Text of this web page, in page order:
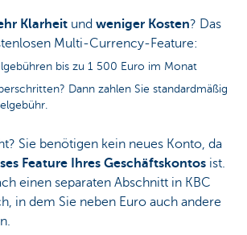
Klarheit und weniger Kosten? Das
Multi-Currency-Feature:
bis zu 1 500 Euro im Monat
Dann zahlen Sie standardmäßig
Sie benötigen kein neues Konto, da
Feature Ihres Geschäftskontos ist.
einen separaten Abschnitt in KBC
in dem Sie neben Euro auch andere